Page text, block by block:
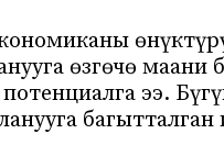
өзгөчө маани
ээ.